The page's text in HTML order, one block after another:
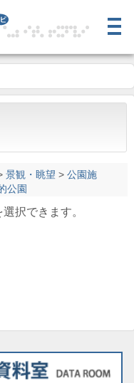
景観・眺望 > 公園施
公園
択できます。